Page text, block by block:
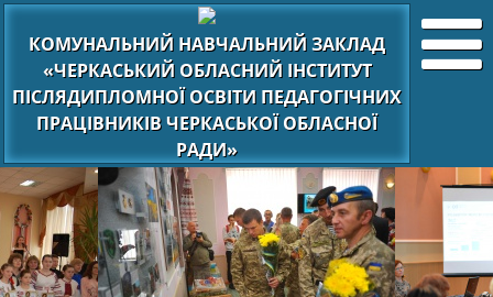
КОМУНАЛЬНИЙ НАВЧАЛЬНИЙ ЗАКЛАД
«ЧЕРКАСЬКИЙ ОБЛАСНИЙ ІНСТИТУТ
ПІСЛЯДИПЛОМНОЇ ОСВІТИ ПЕДАГОГІЧНИХ
ПРАЦІВНИКІВ ЧЕРКАСЬКОЇ ОБЛАСНОЇ
РАДИ»